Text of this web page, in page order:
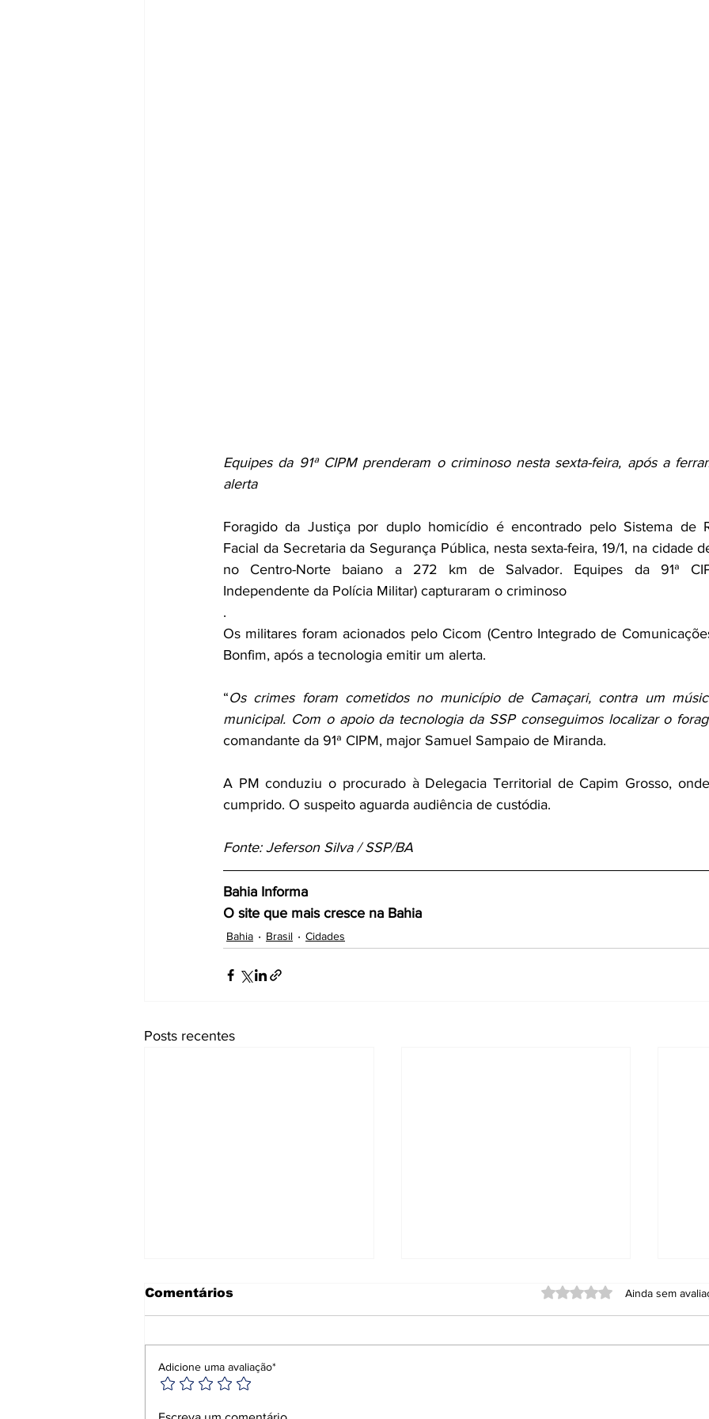
Equipes da 91ª CIPM prenderam o criminoso nesta sexta-feira, após a
alerta
Foragido da Justiça por duplo homicídio é encontrado pelo Sistema de
Facial da Secretaria da Segurança Pública, nesta sexta-feira, 19/1, na cidade
no Centro-Norte baiano a 272 km de Salvador. Equipes da 91ª
Independente da Polícia Militar) capturaram o criminoso
.
Os militares foram acionados pelo Cicom (Centro Integrado de
Bonfim, após a tecnologia emitir um alerta.
“Os crimes foram cometidos no município de Camaçari, contra um
municipal. Com o apoio da tecnologia da SSP conseguimos localizar o
comandante da 91ª CIPM, major Samuel Sampaio de Miranda.
A PM conduziu o procurado à Delegacia Territorial de Capim Grosso,
cumprido. O suspeito aguarda audiência de custódia.
Fonte: Jeferson Silva / SSP/BA
Bahia Informa
O site que mais cresce na Bahia
Bahia Brasil Cidades
Posts recentes
Ciclone-bomba causa
Comentários Avaliado com 0 de 5
Ainda sem
Adicione uma avaliação*